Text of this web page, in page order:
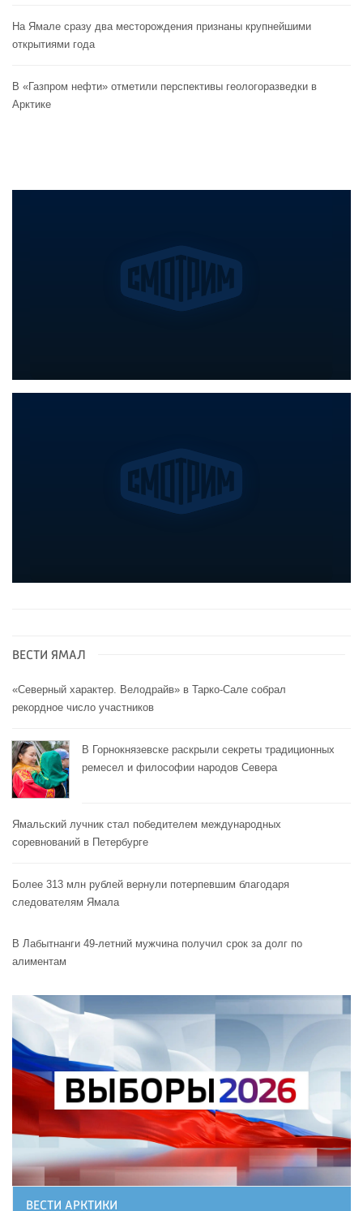
На Ямале сразу два месторождения признаны крупнейшими
открытиями года
В «Газпром нефти» отметили перспективы геологоразведки в
Арктике
ВЕСТИ ЯМАЛ
«Северный характер. Велодрайв» в Тарко-Сале собрал
рекордное число участников
В Горнокнязевске раскрыли секреты традиционных
ремесел и философии народов Севера
Ямальский лучник стал победителем международных
соревнований в Петербурге
Более 313 млн рублей вернули потерпевшим благодаря
следователям Ямала
В Лабытнанги 49-летний мужчина получил срок за долг по
алиментам
ВЕСТИ АРКТИКИ